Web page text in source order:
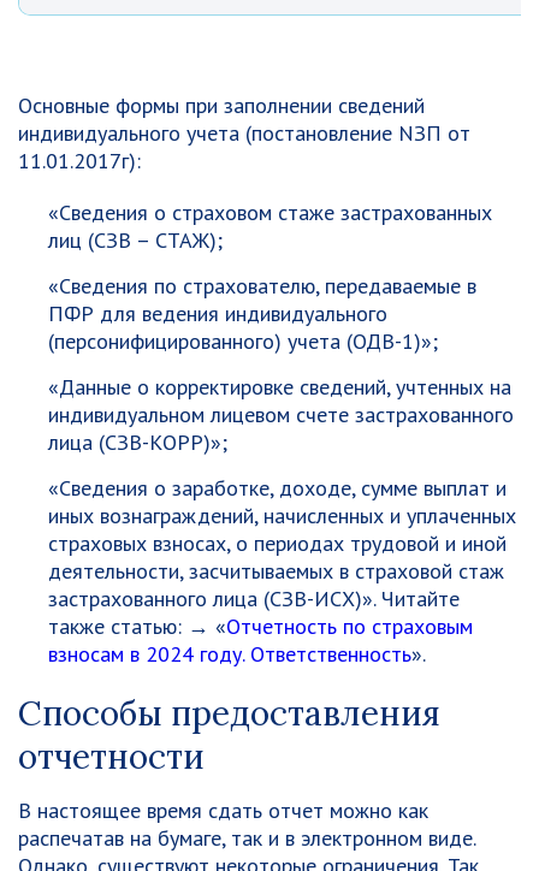
Основные формы при заполнении сведений
индивидуального учета (постановление NЗП от
11.01.2017г):
«Сведения о страховом стаже застрахованных
лиц (СЗВ – СТАЖ);
«Сведения по страхователю, передаваемые в
ПФР для ведения индивидуального
(персонифицированного) учета (ОДВ-1)»;
«Данные о корректировке сведений, учтенных на
индивидуальном лицевом счете застрахованного
лица (СЗВ-КОРР)»;
«Сведения о заработке, доходе, сумме выплат и
иных вознаграждений, начисленных и уплаченных
страховых взносах, о периодах трудовой и иной
деятельности, засчитываемых в страховой стаж
застрахованного лица (СЗВ-ИСХ)». Читайте
также статью: → «Отчетность по страховым
взносам в 2024 году. Ответственность».
Способы предоставления
отчетности
В настоящее время сдать отчет можно как
распечатав на бумаге, так и в электронном виде.